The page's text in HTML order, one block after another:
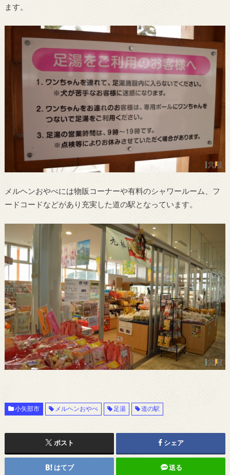
ます。
メルヘンおやべには物販コーナーや有料のシャワールーム、フ
ードコードなどがあり充実した道の駅となっています。
小矢部市 メルヘンおやべ 足湯 道の駅
ポスト シェア
はてブ 送る